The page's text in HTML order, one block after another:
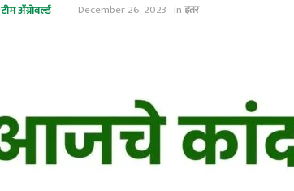
टीम ॲग्रोवर्ल्ड December 26, 2023 inइतर